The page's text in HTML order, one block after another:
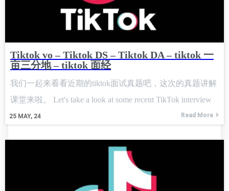
Tiktok vo – Tiktok DS – Tiktok DA – tiktok 一
亩三分地 – tiktok 面经
25 MAY, 24
我们一起来看看近期的tiktok面试真题吧，这次的真题讲解
课堂来啦。 Let's take a look at some recent TikTok interview
Read More